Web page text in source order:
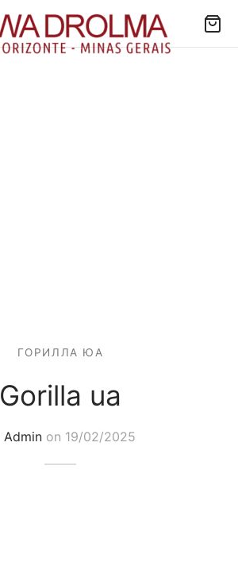
ГОРИЛЛА ЮА
Gorilla ua
Admin on 19/02/2025